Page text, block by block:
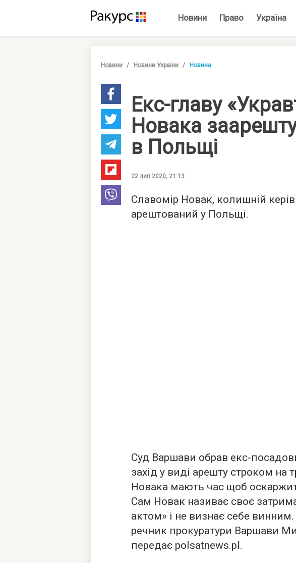
Новини Право Україна
Новини Новини України Новина
Екс-главу
Новака
в Польщі
22 лип 2020, 21:13
Славомір Новак, колишній
арештований у Польщі.
Суд Варшави обрав екс-
захід у виді арешту строком на
Новака мають час щоб
Сам Новак називає своє
актом» і не визнає себе
речник прокуратури Варшави
передає polsatnews.pl.